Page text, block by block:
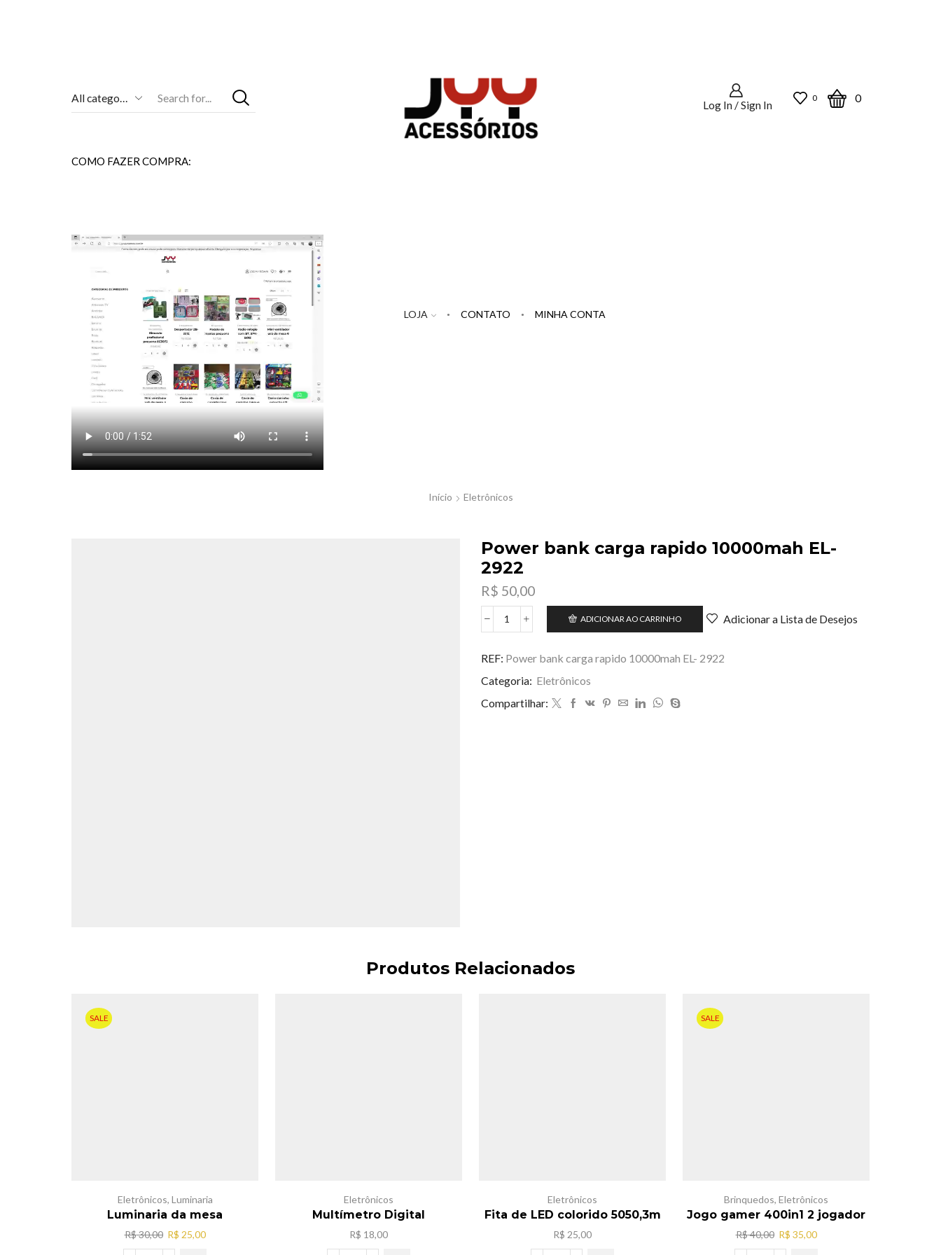
Entrada
Log In / Sign In
0 0
COMO FAZER COMPRA:
LOJA CONTATO MINHA CONTA
Início Eletrônicos
Power bank carga rapido 10000mah EL-
2922
R$ 50,00
Power
carga
10000mah
2922
ADICIONAR AO CARRINHO Adicionar a Lista de Desejos
REF: Power bank carga rapido 10000mah EL- 2922
Categoria: Eletrônicos
Compartilhar:
Produtos Relacionados
SALE
Eletrônicos, Luminaria
Luminaria da mesa
R$30,00 O
preço
R$ 25,00O
Eletrônicos
Multímetro Digital
R$ 18,00
Eletrônicos
Fita de LED colorido 5050,3m
R$ 25,00
SALE
Brinquedos, Eletrônicos
Jogo gamer 400in1 2 jogador
R$40,00 O
preço
R$ 35,00O